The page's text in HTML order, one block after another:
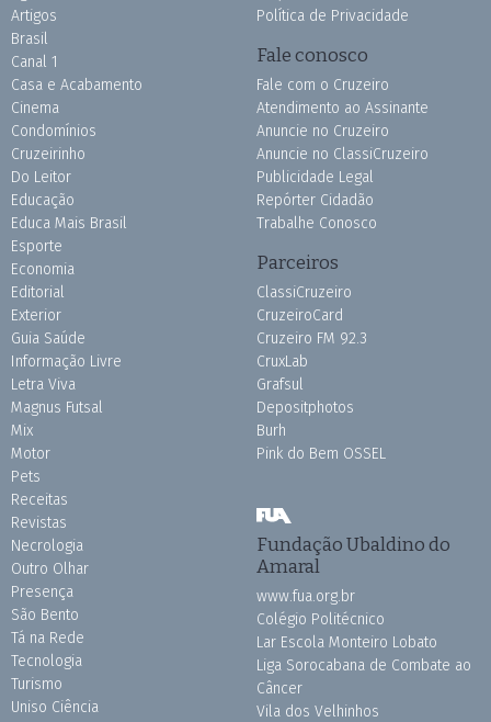
Artigos
Brasil
Canal 1
Casa e Acabamento
Cinema
Condomínios
Cruzeirinho
Do Leitor
Educação
Educa Mais Brasil
Esporte
Economia
Editorial
Exterior
Guia Saúde
Informação Livre
Letra Viva
Magnus Futsal
Mix
Motor
Pets
Receitas
Revistas
Necrologia
Outro Olhar
Presença
São Bento
Tá na Rede
Tecnologia
Turismo
Uniso Ciência
Política de Privacidade
Fale conosco
Fale com o Cruzeiro
Atendimento ao Assinante
Anuncie no Cruzeiro
Anuncie no ClassiCruzeiro
Publicidade Legal
Repórter Cidadão
Trabalhe Conosco
Parceiros
ClassiCruzeiro
CruzeiroCard
Cruzeiro FM 92.3
CruxLab
Grafsul
Depositphotos
Burh
Pink do Bem OSSEL
Fundação Ubaldino do
Amaral
www.fua.org.br
Colégio Politécnico
Lar Escola Monteiro Lobato
Liga Sorocabana de Combate ao
Câncer
Vila dos Velhinhos